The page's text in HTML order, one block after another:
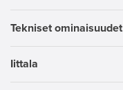
Tekniset ominaisuudet
Iittala